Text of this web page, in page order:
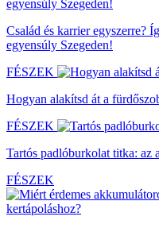
Család és karrier egyszerre?
egyensúly Szegeden!
FÉSZEK
Hogyan alakítsd át a
FÉSZEK
Tartós padlóburkolat titka: az
FÉSZEK